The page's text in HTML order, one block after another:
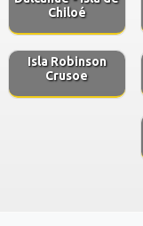
Chiloé
Isla Robinson
Crusoe